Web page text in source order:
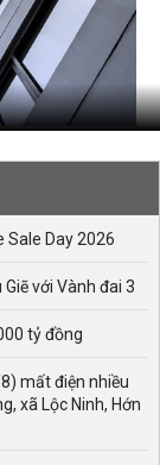
Sale Day 2026
với Vành đai 3
tỷ đồng
mất điện nhiều
xã Lộc Ninh, Hớn